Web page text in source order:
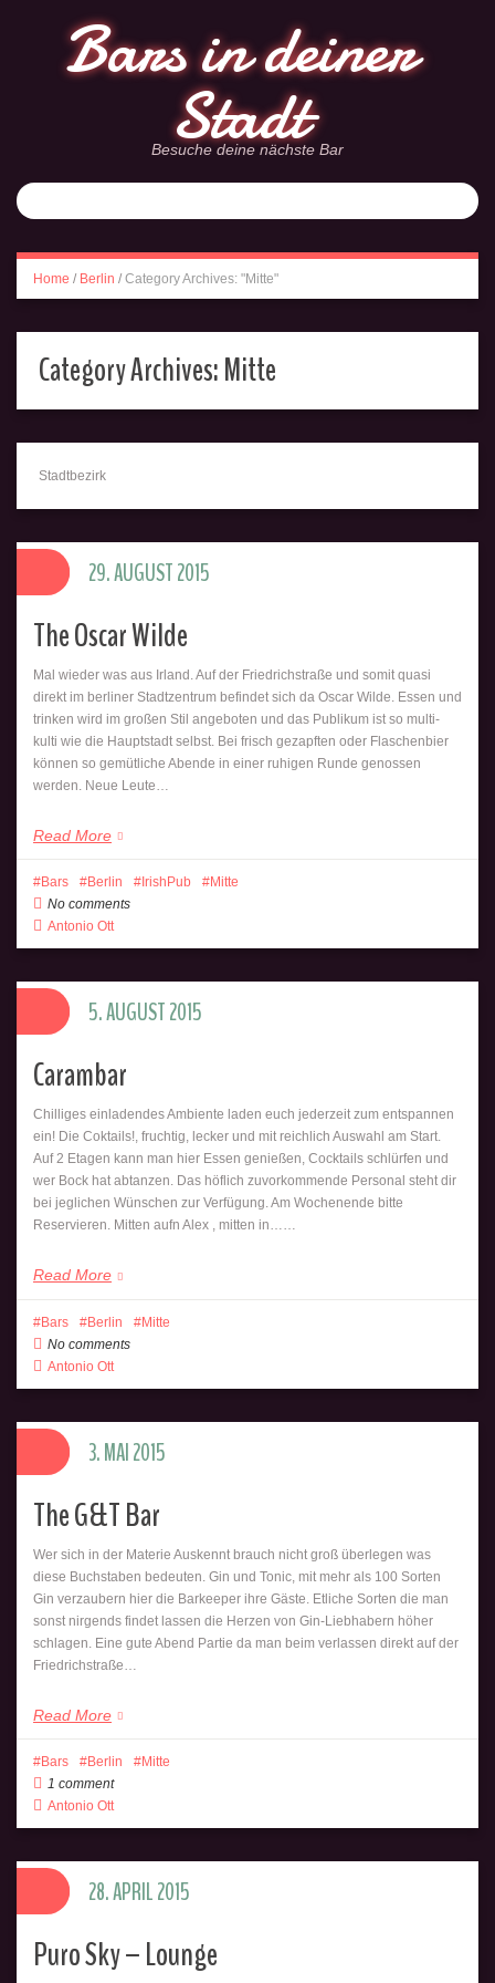
Bars in deiner
Stadt
Besuche deine nächste Bar
Home / Berlin / Category Archives: "Mitte"
Category Archives:Mitte
Stadtbezirk
The Oscar Wilde
Mal wieder was aus Irland. Auf der Friedrichstraße und somit quasi
direkt im berliner Stadtzentrum befindet sich da Oscar Wilde. Essen und
trinken wird im großen Stil angeboten und das Publikum ist so multi-
kulti wie die Hauptstadt selbst. Bei frisch gezapften oder Flaschenbier
können so gemütliche Abende in einer ruhigen Runde genossen
werden. Neue Leute…
Read More
29. AUGUST 2015
Bars Berlin IrishPub
Mitte
No comments
Antonio Ott
Carambar
Chilliges einladendes Ambiente laden euch jederzeit zum entspannen
ein! Die Coktails!, fruchtig, lecker und mit reichlich Auswahl am Start.
Auf 2 Etagen kann man hier Essen genießen, Cocktails schlürfen und
wer Bock hat abtanzen. Das höflich zuvorkommende Personal steht dir
bei jeglichen Wünschen zur Verfügung. Am Wochenende bitte
Reservieren. Mitten aufn Alex , mitten in……
Read More
5. AUGUST 2015
Bars Berlin
Mitte
No comments
Antonio Ott
The G&T Bar
Wer sich in der Materie Auskennt brauch nicht groß überlegen was
diese Buchstaben bedeuten. Gin und Tonic, mit mehr als 100 Sorten
Gin verzaubern hier die Barkeeper ihre Gäste. Etliche Sorten die man
sonst nirgends findet lassen die Herzen von Gin-Liebhabern höher
schlagen. Eine gute Abend Partie da man beim verlassen direkt auf der
Friedrichstraße…
Read More
3. MAI 2015
Bars Berlin
Mitte
1 comment
Antonio Ott
Puro Sky – Lounge
28. APRIL 2015
Save